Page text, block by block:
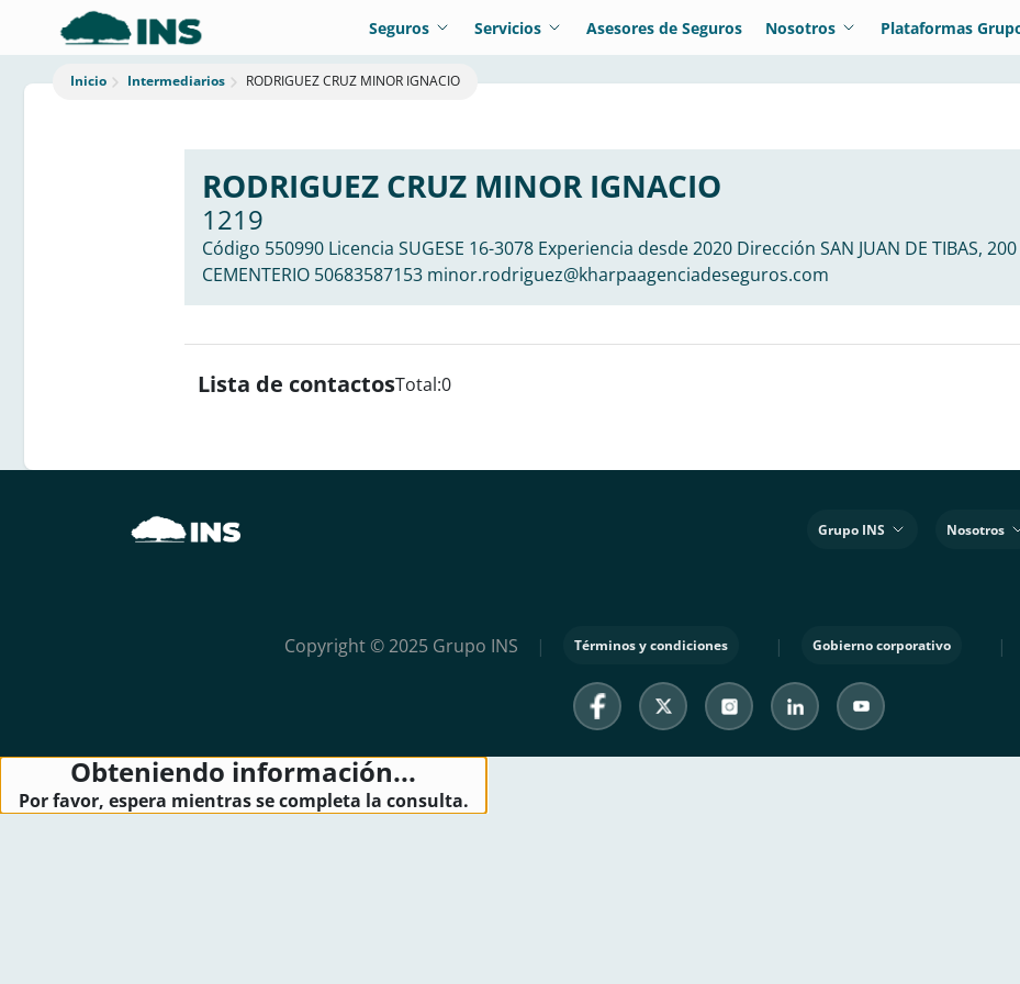
Seguros Servicios Asesores de Seguros Nosotros Plataformas
Inicio Intermediarios RODRIGUEZ CRUZ MINOR IGNACIO
RODRIGUEZ CRUZ MINOR IGNACIO
1219
Código 550990 Licencia SUGESE 16-3078 Experiencia desde 2020 Dirección SAN JUAN DE TIBAS, 200
CEMENTERIO 50683587153 minor.rodriguez@kharpaagenciadeseguros.com
Lista de contactosTotal:0
Grupo INS Nosotros
Copyright © 2025 Grupo INS | Términos y condiciones | Gobierno corporativo |
Obteniendo información...
Por favor, espera mientras se completa la consulta.